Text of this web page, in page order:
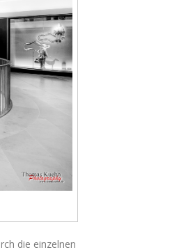
die einzelnen